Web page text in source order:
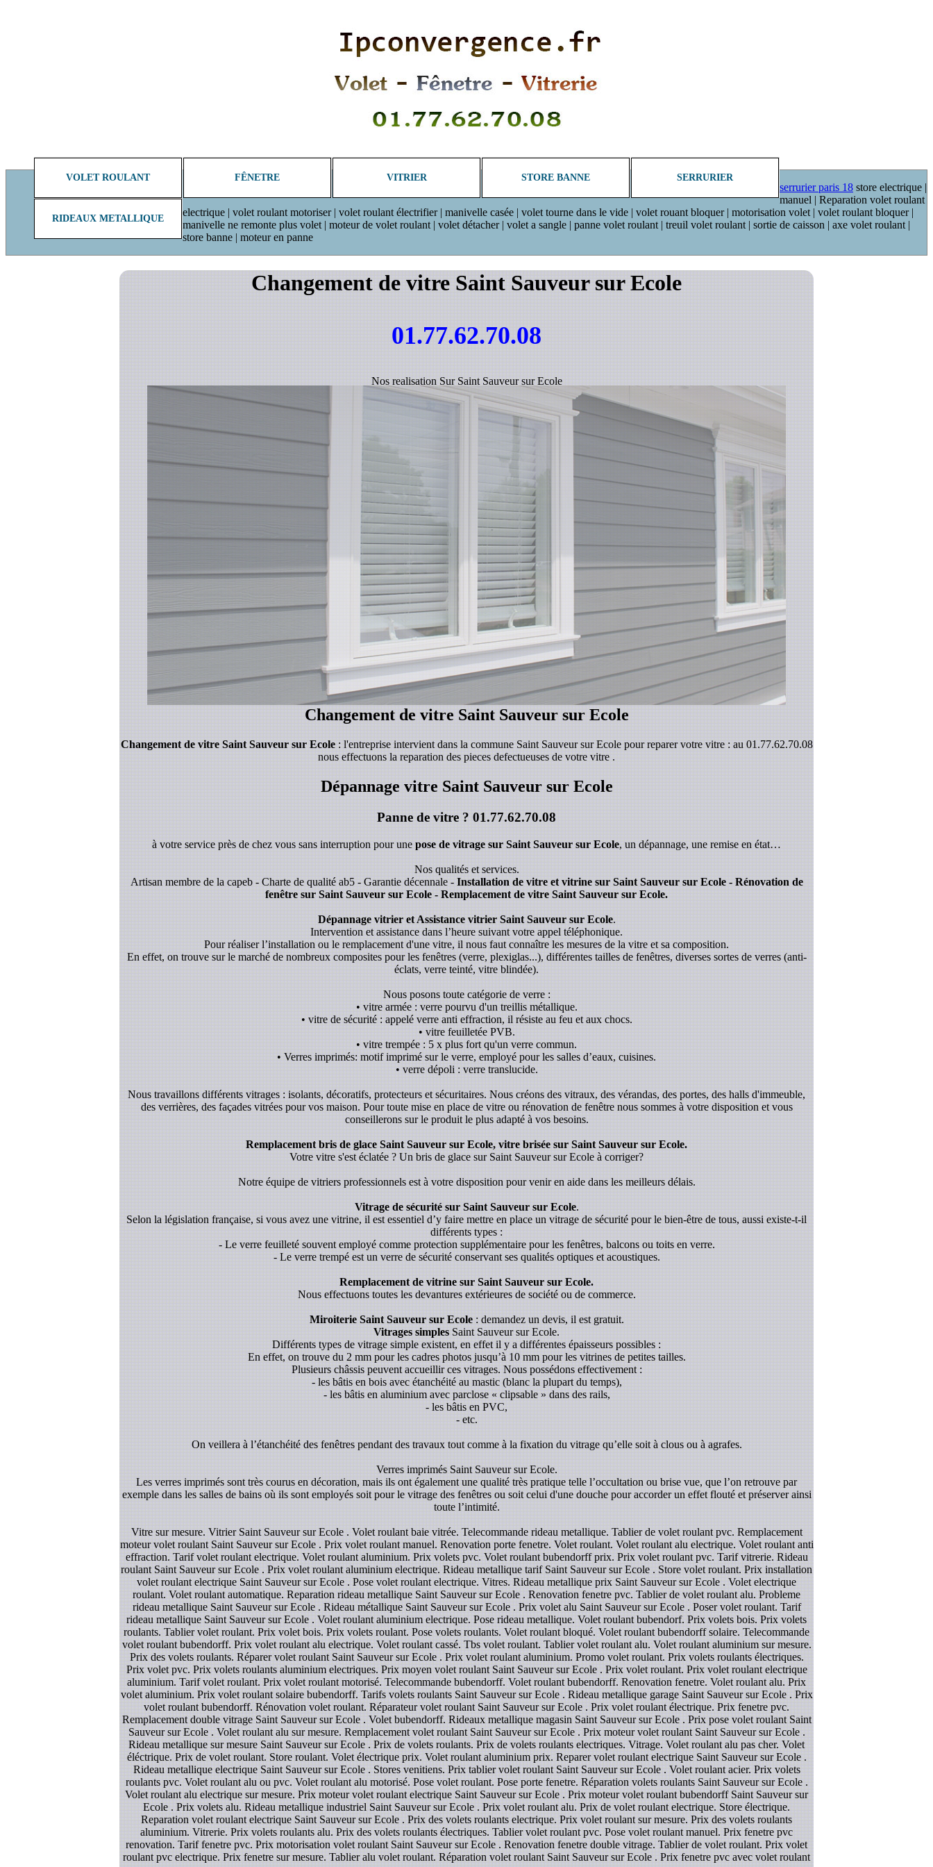
VOLET ROULANT FÊNETRE VITRIER STORE BANNE SERRURIER
RIDEAUX METALLIQUE
serrurier paris 18 store electrique |
manuel | Reparation volet roulant
electrique | volet roulant motoriser | volet roulant électrifier | manivelle casée | volet tourne dans le vide | volet rouant bloquer | motorisation volet | volet roulant bloquer |
manivelle ne remonte plus volet | moteur de volet roulant | volet détacher | volet a sangle | panne volet roulant | treuil volet roulant | sortie de caisson | axe volet roulant |
store banne | moteur en panne
Changement de vitre Saint Sauveur sur Ecole
01.77.62.70.08
Nos realisation Sur Saint Sauveur sur Ecole
Changement de vitre Saint Sauveur sur Ecole
Changement de vitre Saint Sauveur sur Ecole: l'entreprise intervient dans la commune Saint Sauveur sur Ecole pour reparer votre vitre : au 01.77.62.70.08
nous effectuons la reparation des pieces defectueuses de votre vitre .
Dépannage vitre Saint Sauveur sur Ecole
Panne de vitre ?01.77.62.70.08
à votre service près de chez vous sans interruption pour unepose de vitrage sur Saint Sauveur sur Ecole, un dépannage, une remise en état…
Nos qualités et services.
Artisan membre de la capeb - Charte de qualité ab5 - Garantie décennale -Installation de vitre et vitrine sur Saint Sauveur sur Ecole - Rénovation de
fenêtre sur Saint Sauveur sur Ecole - Remplacement de vitre Saint Sauveur sur Ecole.
Dépannage vitrier et Assistance vitrier Saint Sauveur sur Ecole.
Intervention et assistance dans l’heure suivant votre appel téléphonique.
Pour réaliser l’installation ou le remplacement d'une vitre, il nous faut connaître les mesures de la vitre et sa composition.
En effet, on trouve sur le marché de nombreux composites pour les fenêtres (verre, plexiglas...), différentes tailles de fenêtres, diverses sortes de verres (anti-
éclats, verre teinté, vitre blindée).
Nous posons toute catégorie de verre :
• vitre armée : verre pourvu d'un treillis métallique.
• vitre de sécurité : appelé verre anti effraction, il résiste au feu et aux chocs.
• vitre feuilletée PVB.
• vitre trempée : 5 x plus fort qu'un verre commun.
• Verres imprimés: motif imprimé sur le verre, employé pour les salles d’eaux, cuisines.
• verre dépoli : verre translucide.
Nous travaillons différents vitrages : isolants, décoratifs, protecteurs et sécuritaires. Nous créons des vitraux, des vérandas, des portes, des halls d'immeuble,
des verrières, des façades vitrées pour vos maison. Pour toute mise en place de vitre ou rénovation de fenêtre nous sommes à votre disposition et vous
conseillerons sur le produit le plus adapté à vos besoins.
Remplacement bris de glace Saint Sauveur sur Ecole, vitre brisée sur Saint Sauveur sur Ecole.
Votre vitre s'est éclatée ? Un bris de glace sur Saint Sauveur sur Ecole à corriger?
Notre équipe de vitriers professionnels est à votre disposition pour venir en aide dans les meilleurs délais.
Vitrage de sécurité sur Saint Sauveur sur Ecole.
Selon la législation française, si vous avez une vitrine, il est essentiel d’y faire mettre en place un vitrage de sécurité pour le bien-être de tous, aussi existe-t-il
différents types :
- Le verre feuilleté souvent employé comme protection supplémentaire pour les fenêtres, balcons ou toits en verre.
- Le verre trempé est un verre de sécurité conservant ses qualités optiques et acoustiques.
Remplacement de vitrine sur Saint Sauveur sur Ecole.
Nous effectuons toutes les devantures extérieures de société ou de commerce.
Miroiterie Saint Sauveur sur Ecole: demandez un devis, il est gratuit.
Vitrages simplesSaint Sauveur sur Ecole.
Différents types de vitrage simple existent, en effet il y a différentes épaisseurs possibles :
En effet, on trouve du 2 mm pour les cadres photos jusqu’à 10 mm pour les vitrines de petites tailles.
Plusieurs châssis peuvent accueillir ces vitrages. Nous possédons effectivement :
- les bâtis en bois avec étanchéité au mastic (blanc la plupart du temps),
- les bâtis en aluminium avec parclose « clipsable » dans des rails,
- les bâtis en PVC,
- etc.
On veillera à l’étanchéité des fenêtres pendant des travaux tout comme à la fixation du vitrage qu’elle soit à clous ou à agrafes.
Verres imprimés Saint Sauveur sur Ecole.
Les verres imprimés sont très courus en décoration, mais ils ont également une qualité très pratique telle l’occultation ou brise vue, que l’on retrouve par
exemple dans les salles de bains où ils sont employés soit pour le vitrage des fenêtres ou soit celui d'une douche pour accorder un effet flouté et préserver ainsi
toute l’intimité.
Vitre sur mesure. Vitrier Saint Sauveur sur Ecole . Volet roulant baie vitrée. Telecommande rideau metallique. Tablier de volet roulant pvc. Remplacement
moteur volet roulant Saint Sauveur sur Ecole . Prix volet roulant manuel. Renovation porte fenetre. Volet roulant. Volet roulant alu electrique. Volet roulant anti
effraction. Tarif volet roulant electrique. Volet roulant aluminium. Prix volets pvc. Volet roulant bubendorff prix. Prix volet roulant pvc. Tarif vitrerie. Rideau
roulant Saint Sauveur sur Ecole . Prix volet roulant aluminium electrique. Rideau metallique tarif Saint Sauveur sur Ecole . Store volet roulant. Prix installation
volet roulant electrique Saint Sauveur sur Ecole . Pose volet roulant electrique. Vitres. Rideau metallique prix Saint Sauveur sur Ecole . Volet electrique
roulant. Volet roulant automatique. Reparation rideau metallique Saint Sauveur sur Ecole . Renovation fenetre pvc. Tablier de volet roulant alu. Probleme
rideau metallique Saint Sauveur sur Ecole . Rideau métallique Saint Sauveur sur Ecole . Prix volet alu Saint Sauveur sur Ecole . Poser volet roulant. Tarif
rideau metallique Saint Sauveur sur Ecole . Volet roulant aluminium electrique. Pose rideau metallique. Volet roulant bubendorf. Prix volets bois. Prix volets
roulants. Tablier volet roulant. Prix volet bois. Prix volets roulant. Pose volets roulants. Volet roulant bloqué. Volet roulant bubendorff solaire. Telecommande
volet roulant bubendorff. Prix volet roulant alu electrique. Volet roulant cassé. Tbs volet roulant. Tablier volet roulant alu. Volet roulant aluminium sur mesure.
Prix des volets roulants. Réparer volet roulant Saint Sauveur sur Ecole . Prix volet roulant aluminium. Promo volet roulant. Prix volets roulants électriques.
Prix volet pvc. Prix volets roulants aluminium electriques. Prix moyen volet roulant Saint Sauveur sur Ecole . Prix volet roulant. Prix volet roulant electrique
aluminium. Tarif volet roulant. Prix volet roulant motorisé. Telecommande bubendorff. Volet roulant bubendorff. Renovation fenetre. Volet roulant alu. Prix
volet aluminium. Prix volet roulant solaire bubendorff. Tarifs volets roulants Saint Sauveur sur Ecole . Rideau metallique garage Saint Sauveur sur Ecole . Prix
volet roulant bubendorff. Rénovation volet roulant. Réparateur volet roulant Saint Sauveur sur Ecole . Prix volet roulant électrique. Prix fenetre pvc.
Remplacement double vitrage Saint Sauveur sur Ecole . Volet bubendorff. Rideaux metallique magasin Saint Sauveur sur Ecole . Prix pose volet roulant Saint
Sauveur sur Ecole . Volet roulant alu sur mesure. Remplacement volet roulant Saint Sauveur sur Ecole . Prix moteur volet roulant Saint Sauveur sur Ecole .
Rideau metallique sur mesure Saint Sauveur sur Ecole . Prix de volets roulants. Prix de volets roulants electriques. Vitrage. Volet roulant alu pas cher. Volet
éléctrique. Prix de volet roulant. Store roulant. Volet électrique prix. Volet roulant aluminium prix. Reparer volet roulant electrique Saint Sauveur sur Ecole .
Rideau metallique electrique Saint Sauveur sur Ecole . Stores venitiens. Prix tablier volet roulant Saint Sauveur sur Ecole . Volet roulant acier. Prix volets
roulants pvc. Volet roulant alu ou pvc. Volet roulant alu motorisé. Pose volet roulant. Pose porte fenetre. Réparation volets roulants Saint Sauveur sur Ecole .
Volet roulant alu electrique sur mesure. Prix moteur volet roulant electrique Saint Sauveur sur Ecole . Prix moteur volet roulant bubendorff Saint Sauveur sur
Ecole . Prix volets alu. Rideau metallique industriel Saint Sauveur sur Ecole . Prix volet roulant alu. Prix de volet roulant electrique. Store électrique.
Reparation volet roulant electrique Saint Sauveur sur Ecole . Prix des volets roulants electrique. Prix volet roulant sur mesure. Prix des volets roulants
aluminium. Vitrerie. Prix volets roulants alu. Prix des volets roulants électriques. Tablier volet roulant pvc. Pose volet roulant manuel. Prix fenetre pvc
renovation. Tarif fenetre pvc. Prix motorisation volet roulant Saint Sauveur sur Ecole . Renovation fenetre double vitrage. Tablier de volet roulant. Prix volet
roulant pvc electrique. Prix fenetre sur mesure. Tablier alu volet roulant. Réparation volet roulant Saint Sauveur sur Ecole . Prix fenetre pvc avec volet roulant